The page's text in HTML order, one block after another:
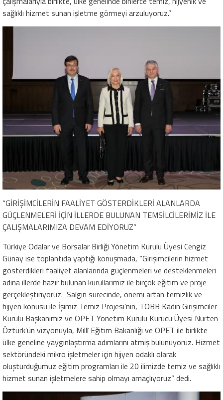
sağlıklı hizmet sunan işletme görmeyi arzuluyoruz.”
“GİRİŞİMCİLERİN FAALİYET GÖSTERDİKLERİ ALANLARDA
GÜÇLENMELERİ İÇİN İLLERDE BULUNAN TEMSİLCİLERİMİZ İLE
ÇALIŞMALARIMIZA DEVAM EDİYORUZ”
Türkiye Odalar ve Borsalar Birliği Yönetim Kurulu Üyesi Cengiz
Günay ise toplantıda yaptığı konuşmada, “Girişimcilerin hizmet
gösterdikleri faaliyet alanlarında güçlenmeleri ve desteklenmeleri
adına illerde hazır bulunan kurullarımız ile birçok eğitim ve proje
gerçekleştiriyoruz. Salgın sürecinde, önemi artan temizlik ve
hijyen konusu ile İşimiz Temiz Projesi’nin, TOBB Kadın Girişimciler
Kurulu Başkanımız ve OPET Yönetim Kurulu Kurucu Üyesi Nurten
Öztürk’ün vizyonuyla, Millî Eğitim Bakanlığı ve OPET ile birlikte
ülke geneline yaygınlaştırma adımlarını atmış bulunuyoruz. Hizmet
sektöründeki mikro işletmeler için hijyen odaklı olarak
oluşturduğumuz eğitim programları ile 20 ilimizde temiz ve sağlıklı
hizmet sunan işletmelere sahip olmayı amaçlıyoruz” dedi.